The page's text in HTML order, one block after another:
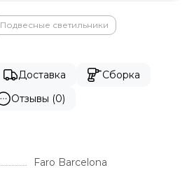
Подвесные светильники
Доставка
Сборка
Отзывы (0)
Faro Barcelona